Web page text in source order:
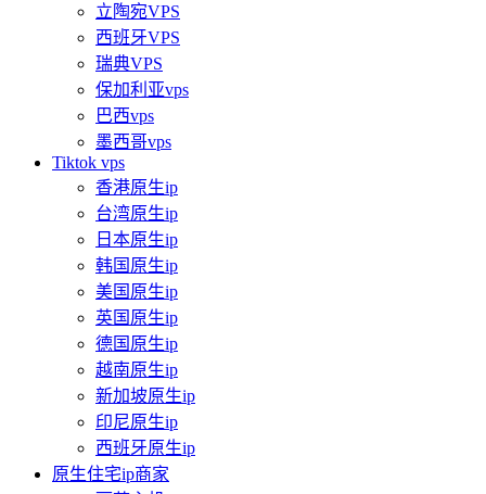
立陶宛VPS
西班牙VPS
瑞典VPS
保加利亚vps
巴西vps
墨西哥vps
Tiktok vps
香港原生ip
台湾原生ip
日本原生ip
韩国原生ip
美国原生ip
英国原生ip
德国原生ip
越南原生ip
新加坡原生ip
印尼原生ip
西班牙原生ip
原生住宅ip商家